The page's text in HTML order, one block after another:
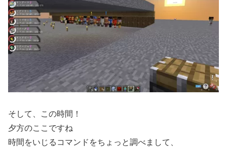
そして、この時間！
夕方のここですね
時間をいじるコマンドをちょっと調べまして、